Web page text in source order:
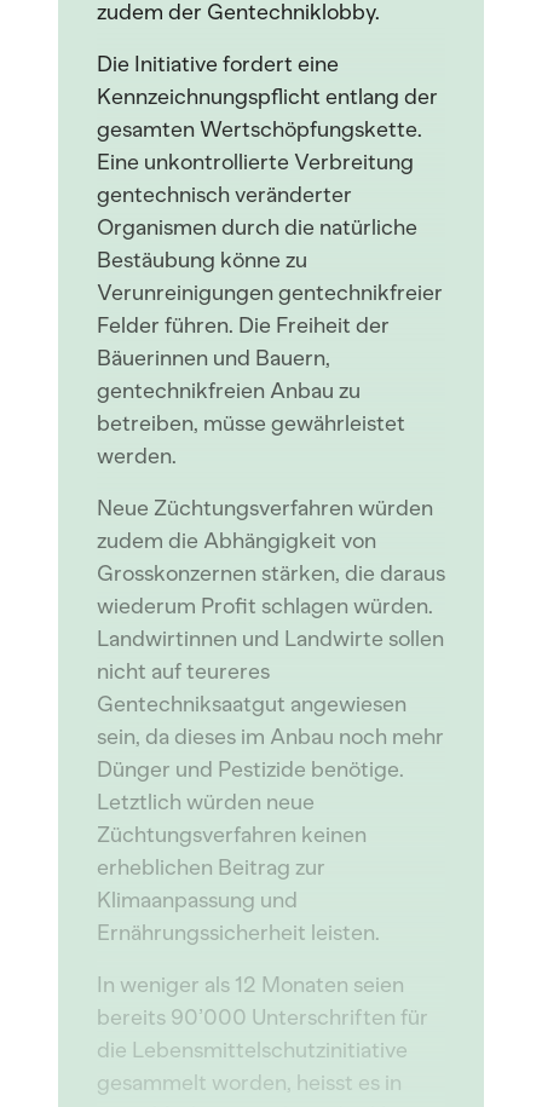
zudem der Gentechniklobby.
Die Initiative fordert eine
Kennzeichnungspflicht entlang der
gesamten Wertschöpfungskette.
Eine unkontrollierte Verbreitung
gentechnisch veränderter
Organismen durch die natürliche
Bestäubung könne zu
Verunreinigungen gentechnikfreier
Felder führen. Die Freiheit der
Bäuerinnen und Bauern,
gentechnikfreien Anbau zu
betreiben, müsse gewährleistet
werden.
Neue Züchtungsverfahren würden
zudem die Abhängigkeit von
Grosskonzernen stärken, die daraus
wiederum Profit schlagen würden.
Landwirtinnen und Landwirte sollen
nicht auf teureres
Gentechniksaatgut angewiesen
sein, da dieses im Anbau noch mehr
Dünger und Pestizide benötige.
Letztlich würden neue
Züchtungsverfahren keinen
erheblichen Beitrag zur
Klimaanpassung und
Ernährungssicherheit leisten.
In weniger als 12 Monaten seien
bereits 90’000 Unterschriften für
die Lebensmittelschutzinitiative
gesammelt worden, heisst es in